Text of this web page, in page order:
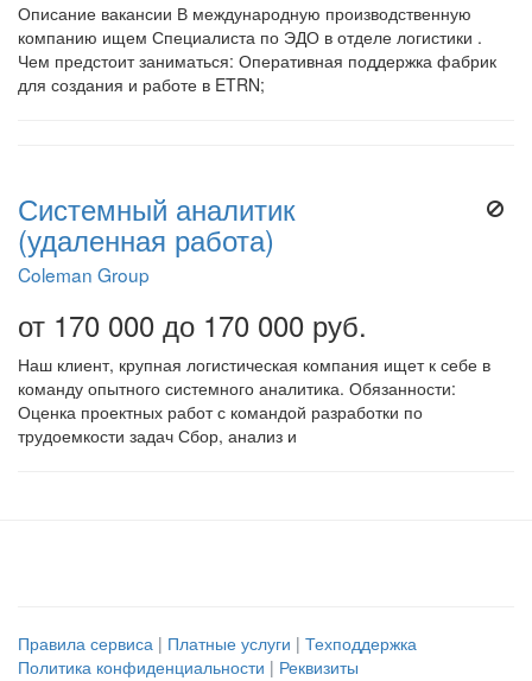
Описание вакансии В международную производственную
компанию ищем Специалиста по ЭДО в отделе логистики .
Чем предстоит заниматься: Оперативная поддержка фабрик
для создания и работе в ETRN;
Системный аналитик
(удаленная работа)
Coleman Group
от 170 000 до 170 000 руб.
Наш клиент, крупная логистическая компания ищет к себе в
команду опытного системного аналитика. Обязанности:
Оценка проектных работ с командой разработки по
трудоемкости задач Сбор, анализ и
Правила сервиса | Платные услуги | Техподдержка
Политика конфиденциальности | Реквизиты